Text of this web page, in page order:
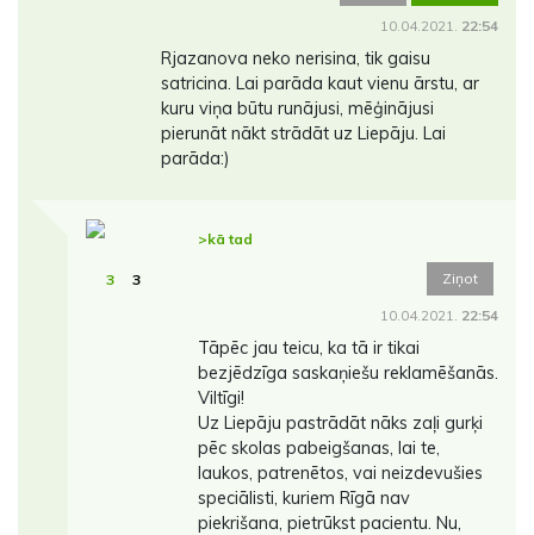
10.04.2021. 22:54
Rjazanova neko nerisina, tik gaisu
satricina. Lai parāda kaut vienu ārstu, ar
kuru viņa būtu runājusi, mēģinājusi
pierunāt nākt strādāt uz Liepāju. Lai
parāda:)
3 3
>kā tad
Ziņot
10.04.2021. 22:54
Tāpēc jau teicu, ka tā ir tikai
bezjēdzīga saskaņiešu reklamēšanās.
Viltīgi!
Uz Liepāju pastrādāt nāks zaļi gurķi
pēc skolas pabeigšanas, lai te,
laukos, patrenētos, vai neizdevušies
speciālisti, kuriem Rīgā nav
piekrišana, pietrūkst pacientu. Nu,